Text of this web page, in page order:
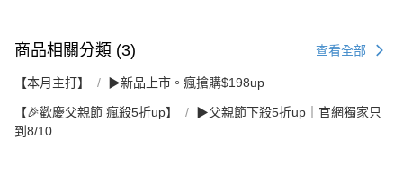
商品相關分類 (3) 查看全部
【本月主打】 ▶新品上市。瘋搶購$198up
【🎉歡慶父親節 瘋殺5折up】
▶父親節下殺5折up｜官網獨家只
到8/10